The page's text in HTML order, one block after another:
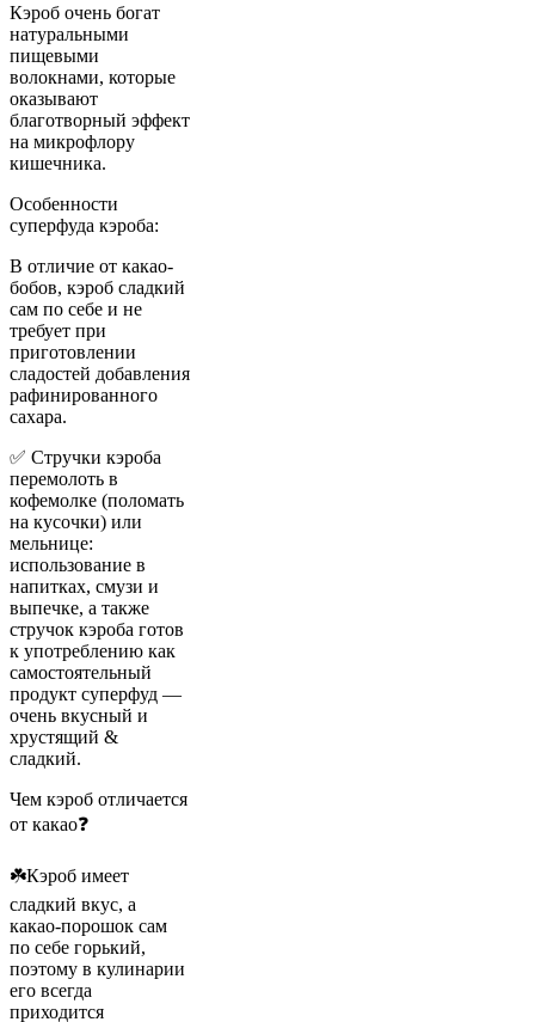
Кэроб очень богат
натуральными
пищевыми
волокнами, которые
оказывают
благотворный эффект
на микрофлору
кишечника.
Особенности
суперфуда кэроба:
В отличие от какао-
бобов, кэроб сладкий
сам по себе и не
требует при
приготовлении
сладостей добавления
рафинированного
сахара.
✅ Стручки кэроба
перемолоть в
кофемолке (поломать
на кусочки) или
мельнице:
использование в
напитках, смузи и
выпечке, а также
стручок кэроба готов
к употреблению как
самостоятельный
продукт суперфуд —
очень вкусный и
хрустящий &
сладкий.
Чем кэроб отличается
от какао❓
☘️Кэроб имеет
сладкий вкус, а
какао-порошок сам
по себе горький,
поэтому в кулинарии
его всегда
приходится